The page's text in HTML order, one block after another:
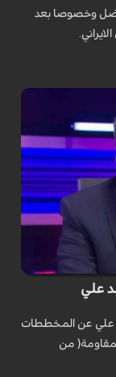
وخصوصا بعد
علي
علي عن المخططات
من